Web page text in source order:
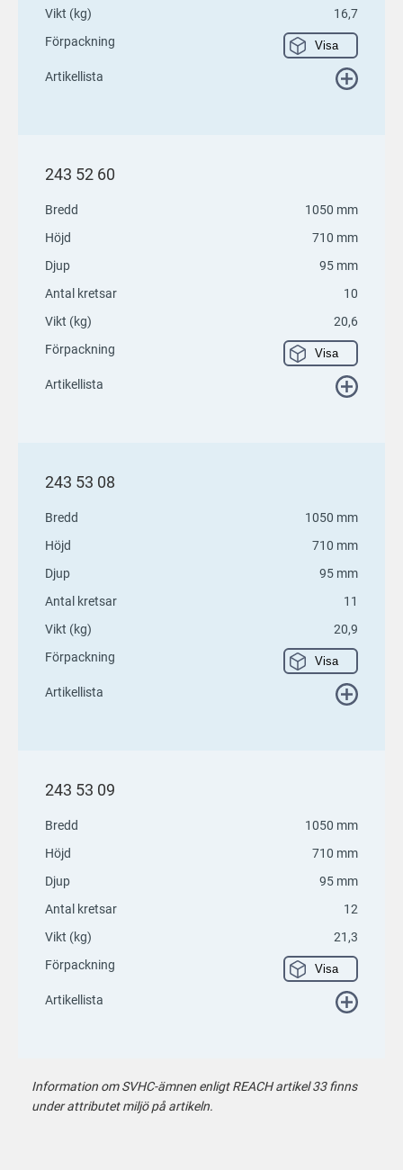
Vikt (kg)
16,7
Förpackning
Visa
Artikellista
243 52 60
Bredd
1050 mm
Höjd
710 mm
Djup
95 mm
Antal kretsar
10
Vikt (kg)
20,6
Förpackning
Visa
Artikellista
243 53 08
Bredd
1050 mm
Höjd
710 mm
Djup
95 mm
Antal kretsar
11
Vikt (kg)
20,9
Förpackning
Visa
Artikellista
243 53 09
Bredd
1050 mm
Höjd
710 mm
Djup
95 mm
Antal kretsar
12
Vikt (kg)
21,3
Förpackning
Visa
Artikellista
Information om SVHC-ämnen enligt REACH artikel 33 finns
under attributet miljö på artikeln.